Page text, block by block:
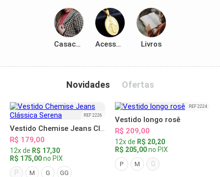
Casacos Acessórios Livros
Novidades Ofertas
REF 2226
Vestido Chemise Jeans Clássica Serena
R$ 179,00
12x de R$ 17,30
R$ 175,00no PIX
P
M G GG
REF 2224
Vestido longo rosê
R$ 209,00
12x de R$ 20,20
R$ 205,00no PIX
P M G